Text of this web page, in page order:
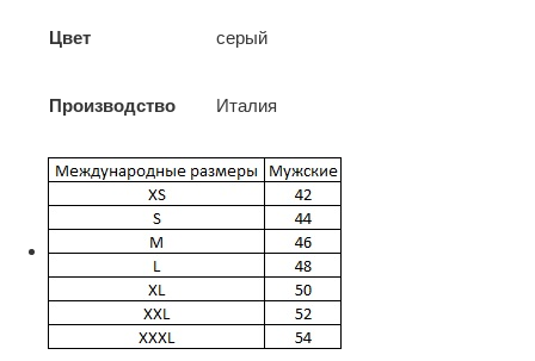
Цвет серый
Производство Италия